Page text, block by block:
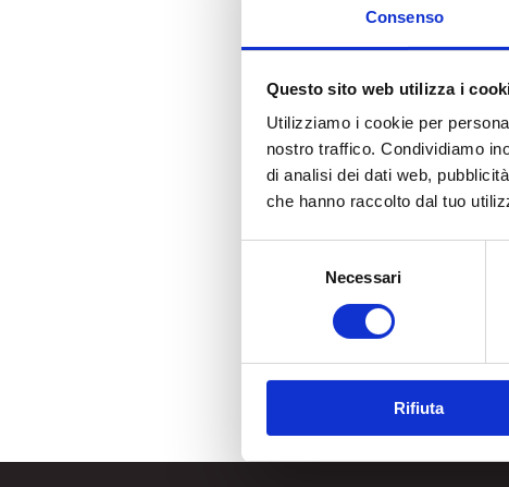
Consenso
Questo sito web utilizza i
Utilizziamo i cookie per
nostro traffico. Condividiamo
di analisi dei dati web,
che hanno raccolto dal tuo
Necessari
Rifiuta